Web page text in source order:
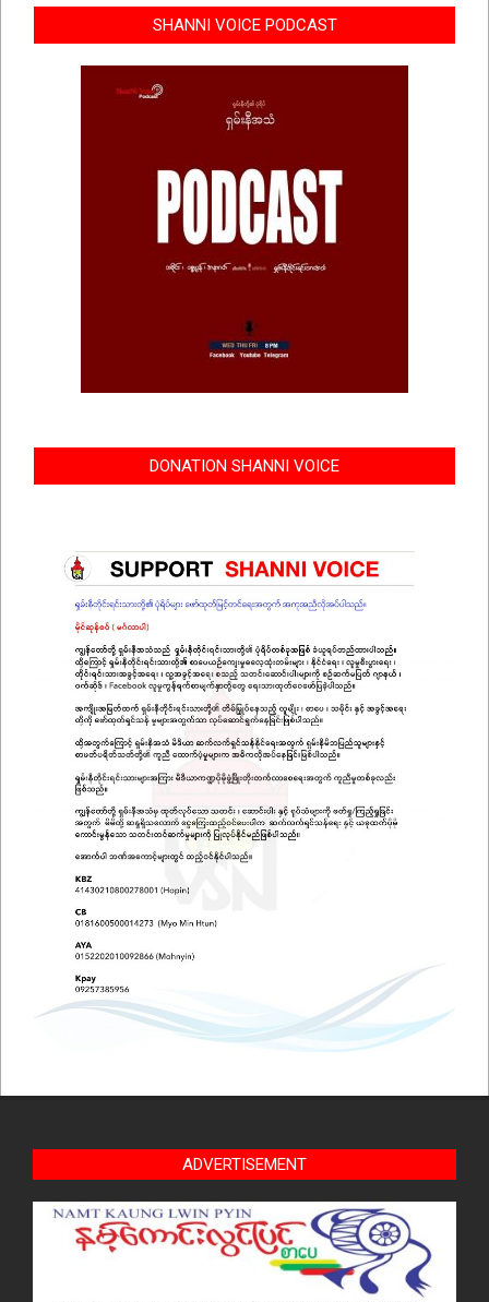
SHANNI VOICE PODCAST
DONATION SHANNI VOICE
ADVERTISEMENT